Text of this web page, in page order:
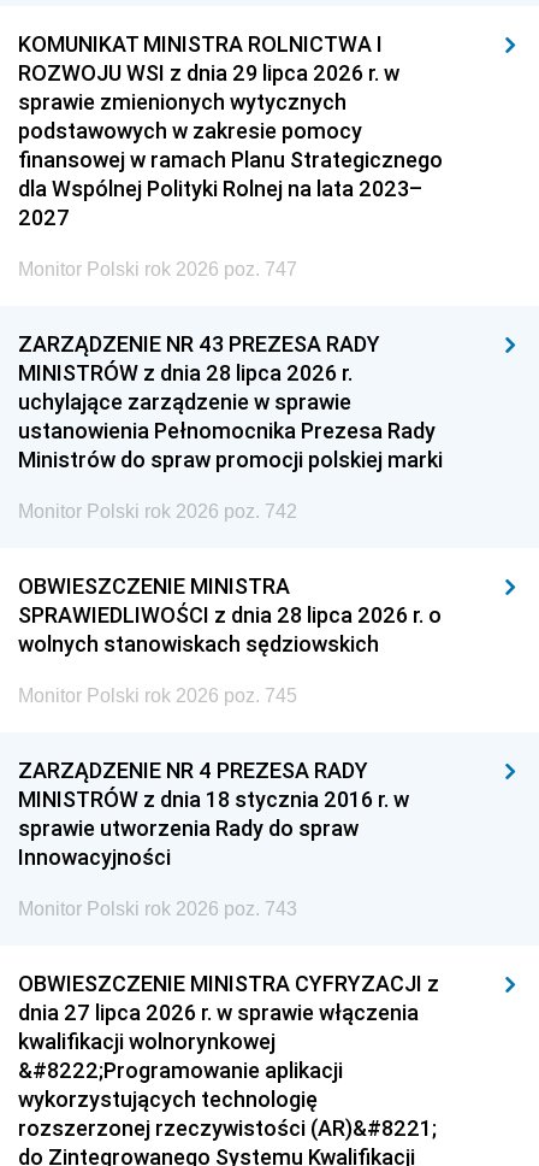
KOMUNIKAT MINISTRA ROLNICTWA I
ROZWOJU WSI z dnia 29 lipca 2026 r. w
sprawie zmienionych wytycznych
podstawowych w zakresie pomocy
finansowej w ramach Planu Strategicznego
dla Wspólnej Polityki Rolnej na lata 2023–
2027
Monitor Polski rok 2026 poz. 747
ZARZĄDZENIE NR 43 PREZESA RADY
MINISTRÓW z dnia 28 lipca 2026 r.
uchylające zarządzenie w sprawie
ustanowienia Pełnomocnika Prezesa Rady
Ministrów do spraw promocji polskiej marki
Monitor Polski rok 2026 poz. 742
OBWIESZCZENIE MINISTRA
SPRAWIEDLIWOŚCI z dnia 28 lipca 2026 r. o
wolnych stanowiskach sędziowskich
Monitor Polski rok 2026 poz. 745
ZARZĄDZENIE NR 4 PREZESA RADY
MINISTRÓW z dnia 18 stycznia 2016 r. w
sprawie utworzenia Rady do spraw
Innowacyjności
Monitor Polski rok 2026 poz. 743
OBWIESZCZENIE MINISTRA CYFRYZACJI z
dnia 27 lipca 2026 r. w sprawie włączenia
kwalifikacji wolnorynkowej
&#8222;Programowanie aplikacji
wykorzystujących technologię
rozszerzonej rzeczywistości (AR)&#8221;
do Zintegrowanego Systemu Kwalifikacji